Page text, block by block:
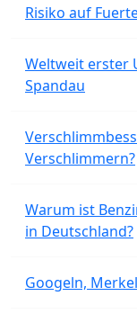
Risiko auf
Weltweit erster
Spandau
Verschlimmern?
Warum ist
in Deutschland?
Googeln,